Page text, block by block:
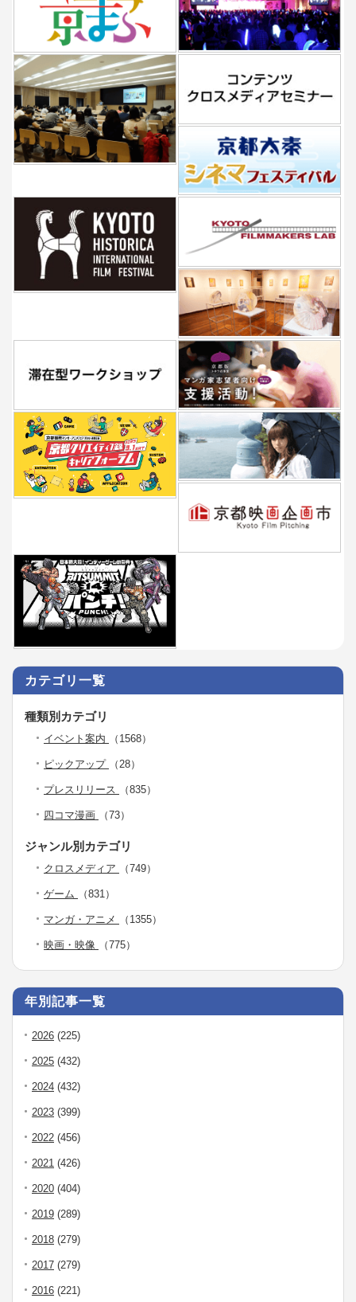
カテゴリ一覧
種類別カテゴリ
イベント案内 （1568）
ピックアップ （28）
プレスリリース （835）
四コマ漫画 （73）
ジャンル別カテゴリ
クロスメディア （749）
ゲーム （831）
マンガ・アニメ （1355）
映画・映像 （775）
年別記事一覧
2026 (225)
2025 (432)
2024 (432)
2023 (399)
2022 (456)
2021 (426)
2020 (404)
2019 (289)
2018 (279)
2017 (279)
2016 (221)